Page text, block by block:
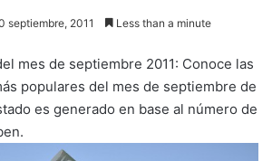
septiembre, 2011 Less than a minute
mes de septiembre 2011: Conoce las
populares del mes de septiembre de
es generado en base al número de